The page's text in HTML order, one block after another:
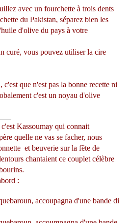
avec un fourchette à trois dents
du Pakistan, séparez bien les
d'olive du pays à votre
curé, vous pouvez utiliser la cire
que n'est pas la bonne recette ni
c'est un noyau d'olive
Kassoumay qui connait
quelle ne vas se facher, nous
et beuverie sur la fête de
chantaient ce couplet célèbre
:
accoupagna d'une bande di